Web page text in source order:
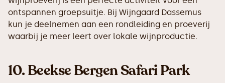
ontspannen groepsuitje. Bij Wijngaard Dassemus
kun je deelnemen aan een rondleiding en proeverij
waarbij je meer leert over lokale wijnproductie.
10.Beekse Bergen Safari Park